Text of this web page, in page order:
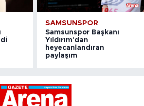
SAMSUNSPOR
Samsunspor Başkanı
Yıldırım'dan
heyecanlandıran
paylaşım